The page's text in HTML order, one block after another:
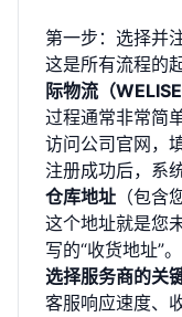
第一步：选择并
这是所有流程的
际物流（
过程通常非常简单
访问公司官网，
注册成功后，系
仓库地址 （包含
这个地址就是您
写的“收货地址”。
选择服务商的关
客服响应速度、